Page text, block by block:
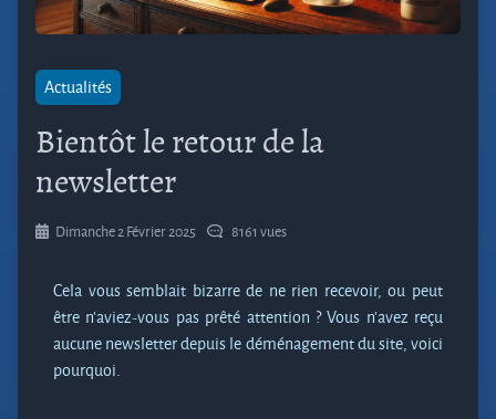
Actualités
Bientôt le retour de la
newsletter
Dimanche 2 Février 2025 8161 vues
Cela vous semblait bizarre de ne rien recevoir, ou peut
être n'aviez-vous pas prêté attention ? Vous n'avez reçu
aucune newsletter depuis le déménagement du site, voici
pourquoi.